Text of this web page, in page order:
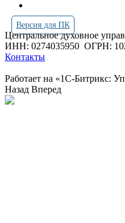
Версия для ПК
Центральное духовное
ИНН: 0274035950 ОГРН:
Контакты
Работает на «1С-Битрикс:
Назад Вперед